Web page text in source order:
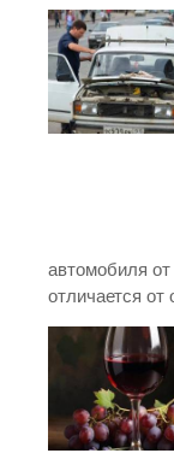
автомобиля
отличается